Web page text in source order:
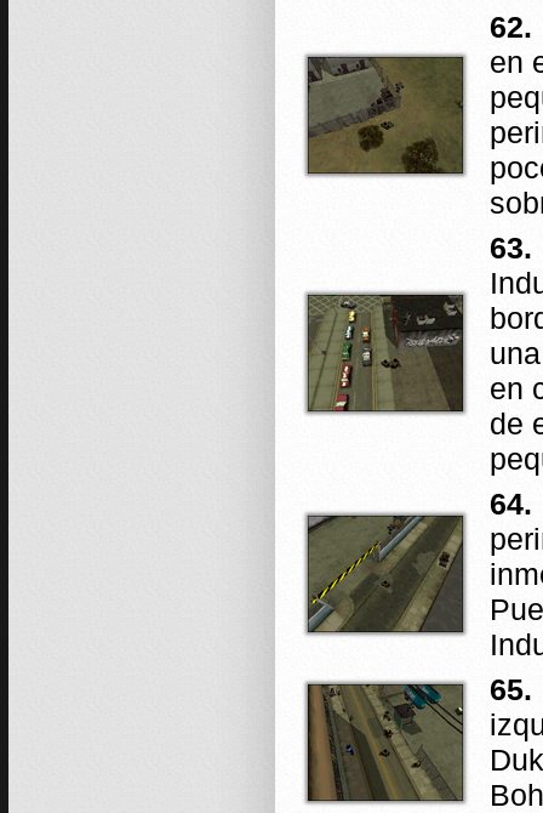
62.
en
63.
en
de
64.
65.